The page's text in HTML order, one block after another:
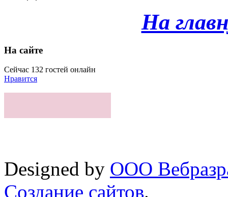
На
На сайте
Сейчас 132 гостей онлайн
Нравится
Designed by ООО
Создание сайтов.